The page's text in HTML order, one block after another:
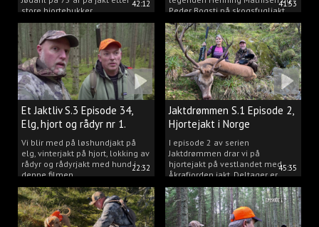
42:12
store hjortebukker.
41:53
Peder Bogsti på skogsfugljakt.
22:32
Et Jaktliv S.3 Episode 34,
Elg, hjort og rådyr nr 1.
2025
Vi blir med på løshundjakt på
elg, vinterjakt på hjort, lokking av
rådyr og rådyrjakt med hund i
denne filmen.
45:35
Jaktdrømmen S.1 Episode 2,
Hjortejakt i Norge
I episode 2 av serien
Jaktdrømmen drar vi på
hjortejakt på vestlandet med
Åkrafjorden jakt. Deltager er
Michelle Sofi Thomassen.